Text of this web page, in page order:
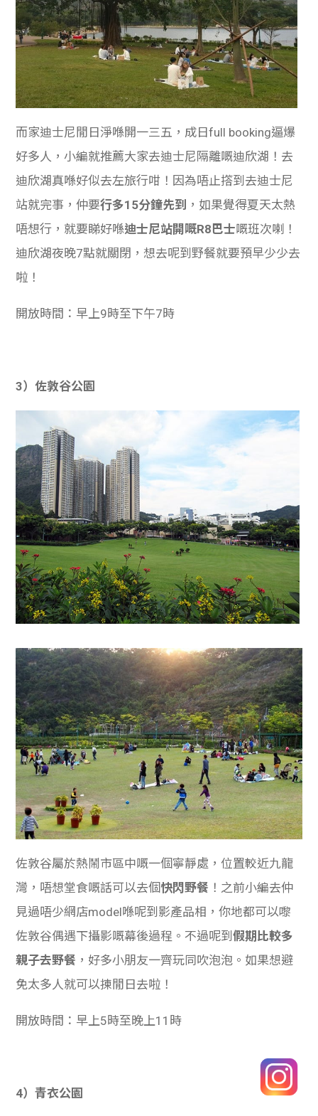
而家迪士尼閒日淨喺開一三五，成日full booking逼爆
好多人，小編就推薦大家去迪士尼隔離嘅迪欣湖！去
迪欣湖真喺好似去左旅行咁！因為唔止撘到去迪士尼
站就完事，仲要行多15分鐘先到 ，如果覺得夏天太熱
唔想行，就要睇好喺迪士尼站開嘅R8巴士嘅班次喇！
迪欣湖夜晚7點就關閉，想去呢到野餐就要預早少少去
啦！
開放時間：早上9時至下午7時
3）佐敦谷公園
佐敦谷屬於熱鬧市區中嘅一個寧靜處，位置較近九龍
灣，唔想堂食嘅話可以去個快閃野餐 ！之前小編去仲
見過唔少網店model喺呢到影產品相，你地都可以嚟
佐敦谷偶遇下攝影嘅幕後過程。不過呢到假期比較多
親子去野餐 ，好多小朋友一齊玩同吹泡泡。如果想避
免太多人就可以揀閒日去啦！
開放時間：早上5時至晚上11時
4）青衣公園